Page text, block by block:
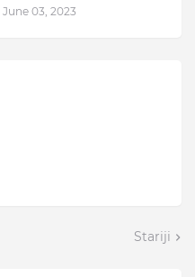
June 03, 2023
Stariji